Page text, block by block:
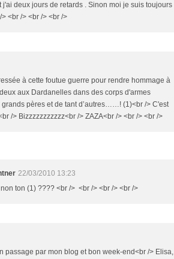
deux jours de retards . Sinon moi je suis toujours
<br /> <br /> <br />
à cette foutue guerre pour rendre hommage à
aux Dardanelles dans des corps d'armes
pères et de tant d’autres……! (1)<br /> C'est
/> Bizzzzzzzzzzz<br /> ZAZA<br /> <br /> <br />
22/03/2010 13:23
ton (1) ???? <br /> <br /> <br /> <br />
passage par mon blog et bon week-end<br /> Elisa,